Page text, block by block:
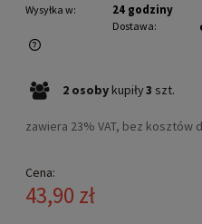
Wysyłka w: 24 godziny
Dostawa:
Cena nie zawiera
2 osoby kupiły3 szt.
zawiera 23% VAT, bez kosztów
Cena:
43,90 zł